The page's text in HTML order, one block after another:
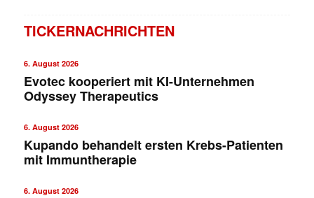
TICKERNACHRICHTEN
6. August 2026
Evotec kooperiert mit KI-Unternehmen
Odyssey Therapeutics
6. August 2026
Kupando behandelt ersten Krebs-Patienten
mit Immuntherapie
6. August 2026